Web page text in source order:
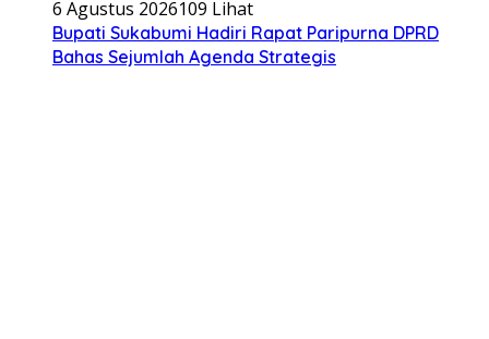
6 Agustus 2026109 Lihat
Bupati Sukabumi Hadiri Rapat Paripurna DPRD
Bahas Sejumlah Agenda Strategis